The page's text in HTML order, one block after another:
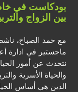
بودكاست في
بين الزواج
مع حمد الصباح،
ماجستير في ادارة
نتحدث عن أمور
والحياة الأسرية
الدين هي أساس